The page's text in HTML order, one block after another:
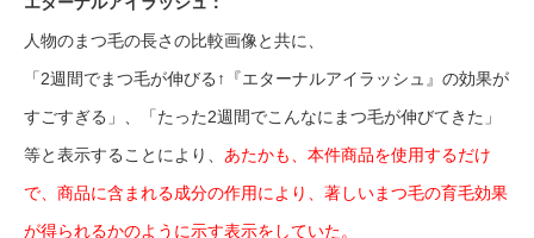
人物のまつ毛の長さの比較画像と共に、
「2週間でまつ毛が伸びる↑『エターナルアイラッシュ』の効果が
すごすぎる」、「たった2週間でこんなにまつ毛が伸びてきた」
等と表示することにより、 あたかも、本件商品を使用するだけ
で、商品に含まれる成分の作用により、著しいまつ毛の育毛効果
が得られるかのように示す表示をしていた。